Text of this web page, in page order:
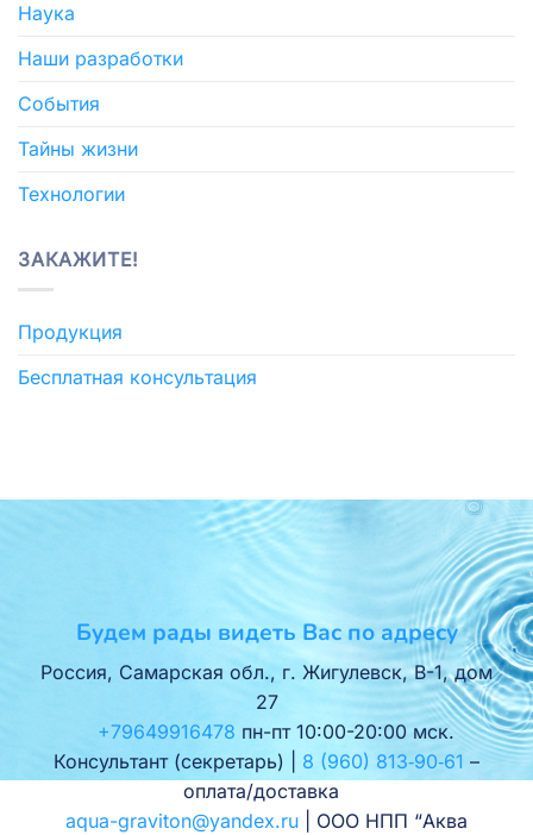
Наука
Наши разработки
События
Тайны жизни
Технологии
ЗАКАЖИТЕ!
Продукция
Бесплатная консультация
Будем рады видеть Вас по адресу
Россия, Самарская обл., г. Жигулевск, В-1, дом
27
+79649916478 пн-пт 10:00-20:00 мск.
Консультант (секретарь) | 8 (960) 813‑90‑61 –
оплата/доставка
aqua-graviton@yandex.ru | ООО НПП “Аква